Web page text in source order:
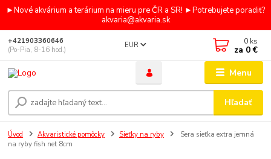
►Nové akvárium a terárium na mieru pre ČR a SR! ►Potrebujete poradiť?
akvaria@akvaria.sk
Menu
EUR
Hľadať
+421903360646
(Po-Pia, 8-16 hod.)
0 ks
za 0 €
Úvod Akvaristické pomôcky Sieťky na ryby
Sera sieťka extra jemná
na ryby fish net 8cm